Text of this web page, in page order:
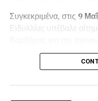
Συγκεκριμένα, στις 9
Ειδυλλίας υπέβαλε
απορριμματοφόρου
πρωτοκολλήθηκε στις
αυξημένων αναγκών της